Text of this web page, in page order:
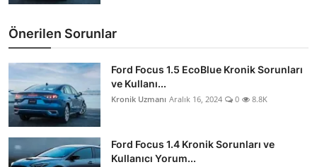
Önerilen Sorunlar
Ford Focus 1.5 EcoBlue Kronik Sorunları
ve Kullanı...
Kronik Uzmanı Aralık 16, 2024 0 8.8K
Ford Focus 1.4 Kronik Sorunları ve
Kullanıcı Yorum...